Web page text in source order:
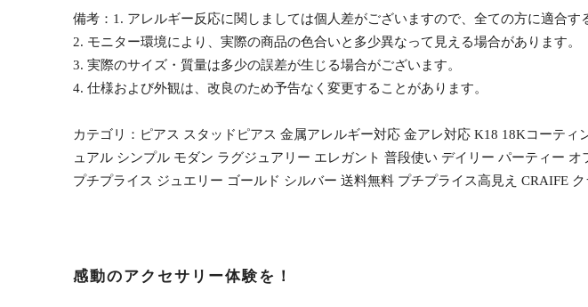
備考：1. アレルギー反応に関しましては個人差がございますので、全ての方に適合す
2. モニター環境により、実際の商品の色合いと多少異なって見える場合があります。
3. 実際のサイズ・質量は多少の誤差が生じる場合がございます。
4. 仕様および外観は、改良のため予告なく変更することがあります。
カテゴリ：ピアス スタッドピアス 金属アレルギー対応 金アレ対応 K18 18Kコーテ
ュアル シンプル モダン ラグジュアリー エレガント 普段使い デイリー パーティー
プチプライス ジュエリー ゴールド シルバー 送料無料 プチプライス高見え CRAIFE ク
感動のアクセサリー体験を！